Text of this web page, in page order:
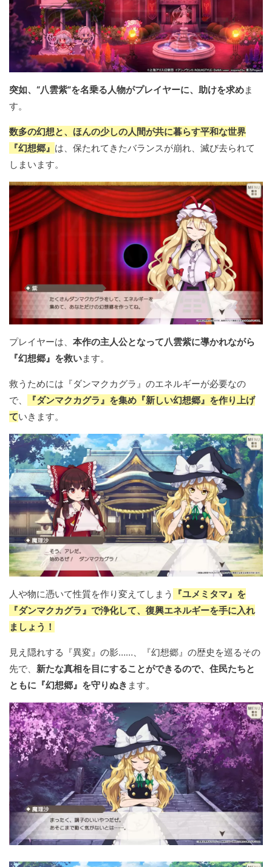
突如、“八雲紫”を名乗る人物がプレイヤーに、助けを求めま
す。
数多の幻想と、ほんの少しの人間が共に暮らす平和な世界
『幻想郷』 は、保たれてきたバランスが崩れ、滅び去られて
しまいます。
プレイヤーは、 本作の主人公となって八雲紫に導かれながら
『幻想郷』を救います。
救うためには『ダンマクカグラ』のエネルギーが必要なの
で、
『ダンマクカグラ』を集め『新しい幻想郷』を作り上げ
ていきます。
人や物に憑いて性質を作り変えてしまう
『ユメミタマ』を
『ダンマクカグラ』で浄化して、復興エネルギーを手に入れ
ましょう！
見え隠れする『異変』の影……、『幻想郷』の歴史を巡るその
先で、 新たな真相を目にすることができるので、住民たちと
ともに『幻想郷』を守りぬき ます。